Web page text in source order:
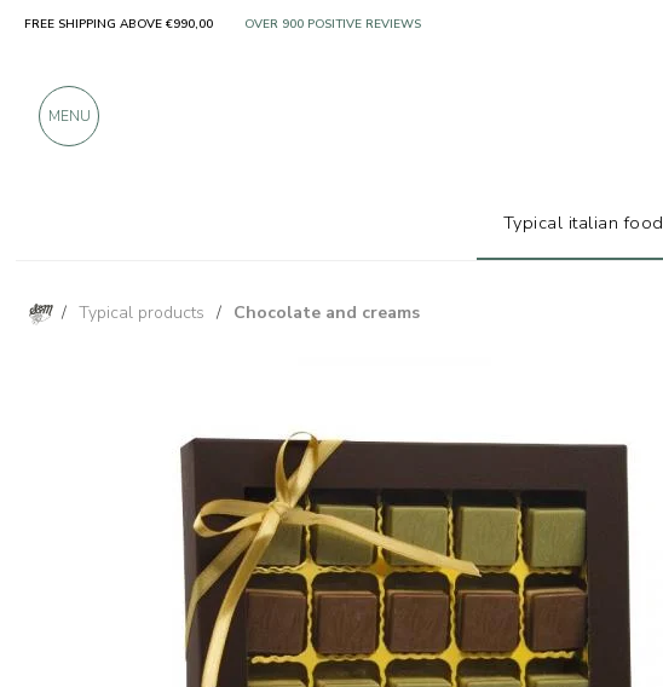
/ Typical products / Chocolate and creams
FREE SHIPPING ABOVE €990,00 ONLY PRODUCTS FROM EXCELLENT MANUFACTURERS
MENU
Typical italian food